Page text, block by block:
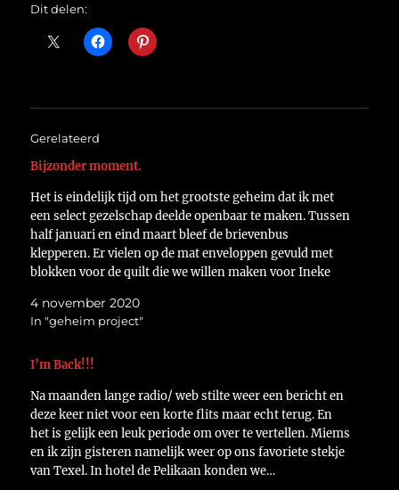
Dit delen:
Gerelateerd
Bijzonder moment.
Het is eindelijk tijd om het grootste geheim dat ik met
een select gezelschap deelde openbaar te maken. Tussen
half januari en eind maart bleef de brievenbus
klepperen. Er vielen op de mat enveloppen gevuld met
blokken voor de quilt die we willen maken voor Ineke
4 november 2020
In "geheim project"
I’m Back!!!
Na maanden lange radio/ web stilte weer een bericht en
deze keer niet voor een korte flits maar echt terug. En
het is gelijk een leuk periode om over te vertellen. Miems
en ik zijn gisteren namelijk weer op ons favoriete stekje
van Texel. In hotel de Pelikaan konden we…